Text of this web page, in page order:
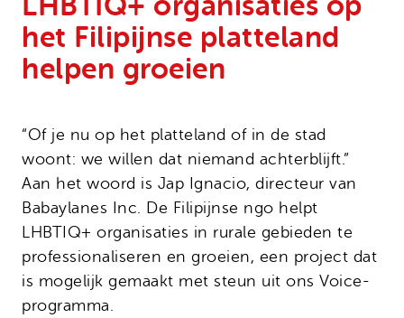
het Filipijnse platteland
helpen groeien
“Of je nu op het platteland of in de stad
woont: we willen dat niemand achterblijft.”
Aan het woord is Jap Ignacio, directeur van
Babaylanes Inc. De Filipijnse ngo helpt
LHBTIQ+ organisaties in rurale gebieden te
professionaliseren en groeien, een project dat
is mogelijk gemaakt met steun uit ons Voice-
programma.
Noodfonds voor activisten
Onze successen
Jaarverslag
Veelgestelde vragen